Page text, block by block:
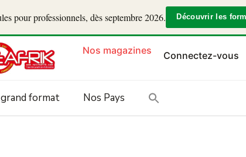
pour professionnels, dès septembre 2026. Découvrir les
Nos magazines Connectez-vous
format Nos Pays